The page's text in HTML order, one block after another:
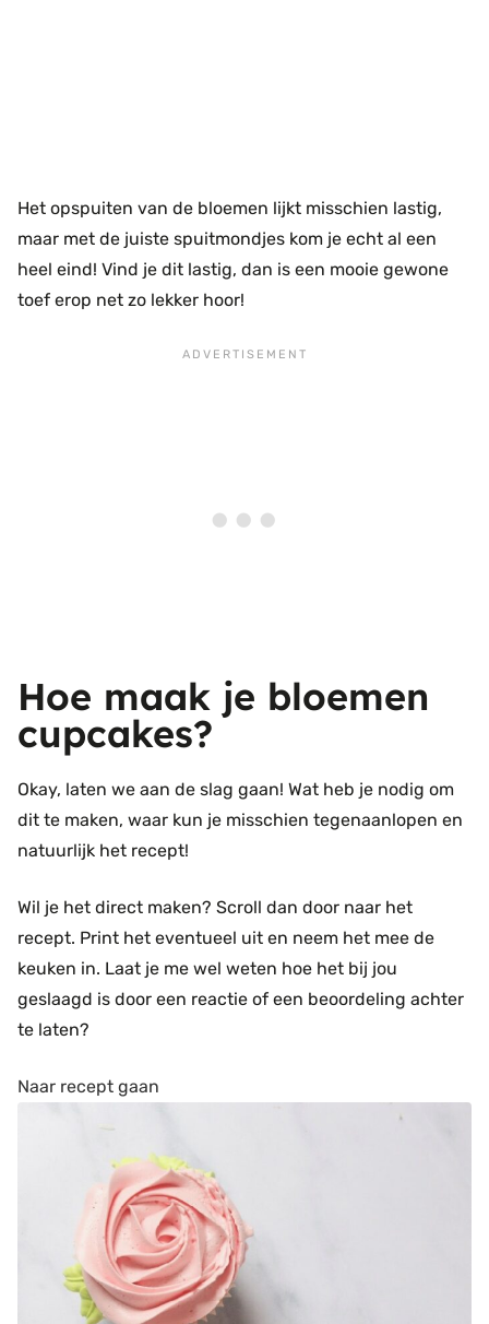
Het opspuiten van de bloemen lijkt misschien lastig,
maar met de juiste spuitmondjes kom je echt al een
heel eind! Vind je dit lastig, dan is een mooie gewone
toef erop net zo lekker hoor!
Hoe maak je bloemen
cupcakes?
Okay, laten we aan de slag gaan! Wat heb je nodig om
dit te maken, waar kun je misschien tegenaanlopen en
natuurlijk het recept!
Wil je het direct maken? Scroll dan door naar het
recept. Print het eventueel uit en neem het mee de
keuken in. Laat je me wel weten hoe het bij jou
geslaagd is door een reactie of een beoordeling achter
te laten?
Naar recept gaan